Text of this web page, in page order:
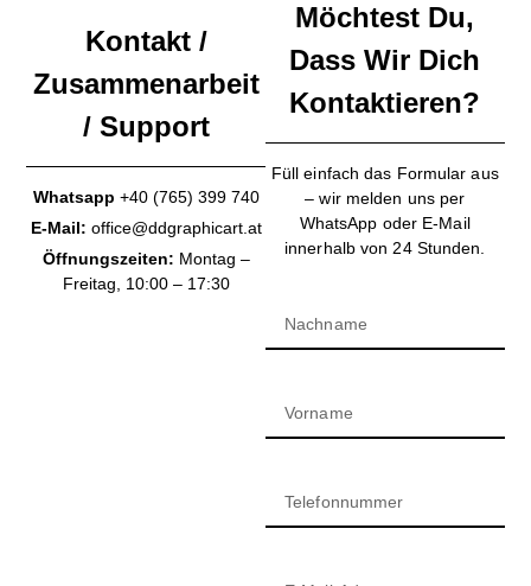
Kontakt /
Zusammenarbeit
/ Support
Whatsapp +40 (765) 399 740
E-Mail: office@ddgraphicart.at
Öffnungszeiten: Montag –
Freitag, 10:00 – 17:30
Möchtest Du,
Dass Wir Dich
Kontaktieren?
Füll einfach das Formular aus
– wir melden uns per
WhatsApp oder E-Mail
innerhalb von 24 Stunden.